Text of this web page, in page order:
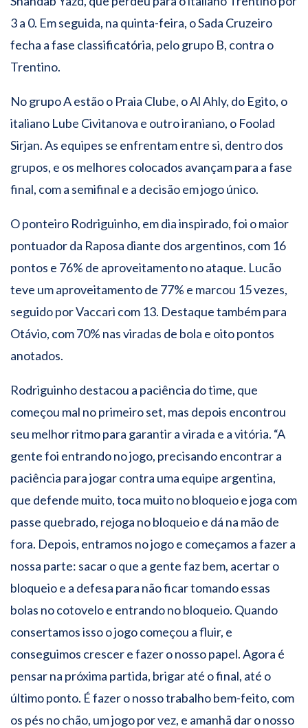
3 a 0. Em seguida, na quinta-feira, o Sada Cruzeiro
fecha a fase classificatória, pelo grupo B, contra o
Trentino.
No grupo A estão o Praia Clube, o Al Ahly, do Egito, o
italiano Lube Civitanova e outro iraniano, o Foolad
Sirjan. As equipes se enfrentam entre si, dentro dos
grupos, e os melhores colocados avançam para a fase
final, com a semifinal e a decisão em jogo único.
O ponteiro Rodriguinho, em dia inspirado, foi o maior
pontuador da Raposa diante dos argentinos, com 16
pontos e 76% de aproveitamento no ataque. Lucão
teve um aproveitamento de 77% e marcou 15 vezes,
seguido por Vaccari com 13. Destaque também para
Otávio, com 70% nas viradas de bola e oito pontos
anotados.
Rodriguinho destacou a paciência do time, que
começou mal no primeiro set, mas depois encontrou
seu melhor ritmo para garantir a virada e a vitória. “A
gente foi entrando no jogo, precisando encontrar a
paciência para jogar contra uma equipe argentina,
que defende muito, toca muito no bloqueio e joga com
passe quebrado, rejoga no bloqueio e dá na mão de
fora. Depois, entramos no jogo e começamos a fazer a
nossa parte: sacar o que a gente faz bem, acertar o
bloqueio e a defesa para não ficar tomando essas
bolas no cotovelo e entrando no bloqueio. Quando
consertamos isso o jogo começou a fluir, e
conseguimos crescer e fazer o nosso papel. Agora é
pensar na próxima partida, brigar até o final, até o
último ponto. É fazer o nosso trabalho bem-feito, com
os pés no chão, um jogo por vez, e amanhã dar o nosso